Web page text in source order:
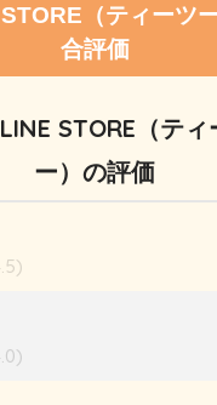
（ティーツ
合評価
STORE（ティ
ー）の評価